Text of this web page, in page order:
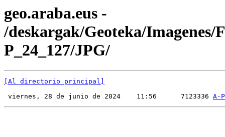
geo.araba.eus -
/deskargak/Geoteka/Imagenes/
P_24_127/JPG/
[Al directorio principal]
viernes, 28 de junio de 2024    11:56      7123336 A-